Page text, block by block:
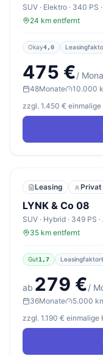
SUV · Elektro · 340 PS
24 km entfernt
Okay4,0
475 €/
48Monate
10.000
zzgl. 1.450 € einmalige
Leasing Privat
LYNK & Co 08
SUV · Hybrid · 349 PS
35 km entfernt
Gut1,7 Leasingfaktor
ab 279 €/
36Monate
5.000
zzgl. 1.190 € einmalige